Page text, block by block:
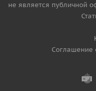
не является публичной
Соглашение